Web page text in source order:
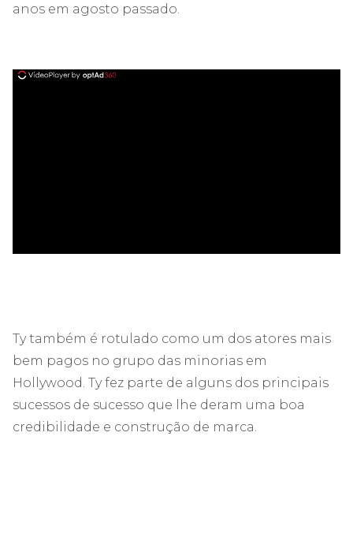
anos em agosto passado.
Ty também é rotulado como um dos atores mais
bem pagos no grupo das minorias em
Hollywood. Ty fez parte de alguns dos principais
sucessos de sucesso que lhe deram uma boa
credibilidade e construção de marca.